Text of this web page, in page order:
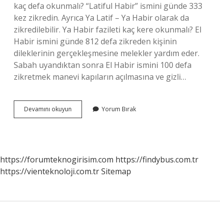
kaç defa okunmalı? “Latiful Habir” ismini günde 333
kez zikredin. Ayrıca Ya Latif – Ya Habir olarak da
zikredilebilir. Ya Habir fazileti kaç kere okunmalı? El
Habir ismini günde 812 defa zikreden kişinin
dileklerinin gerçekleşmesine melekler yardım eder.
Sabah uyandıktan sonra El Habir ismini 100 defa
zikretmek manevi kapıların açılmasına ve gizli…
Devamını okuyun
Habîr
Yorum Bırak
https://forumteknogirisim.com https://findybus.com.tr
https://vienteknoloji.com.trSitemap